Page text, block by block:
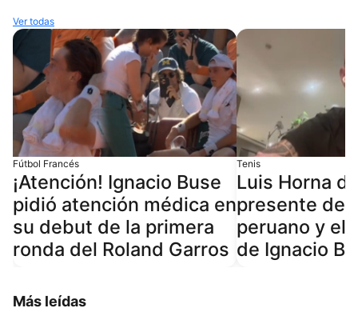
Ver todas
Fútbol Francés
¡Atención! Ignacio Buse
pidió atención médica en
su debut de la primera
ronda del Roland Garros
Tenis
Luis Horna
presente del
peruano y el
de Ignacio
Más leídas